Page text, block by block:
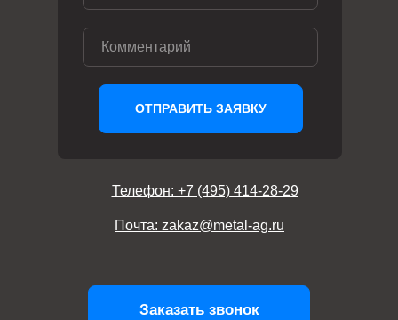
ОТПРАВИТЬ ЗАЯВКУ
Телефон: +7 (495) 414-28-29
Почта: zakaz@metal-ag.ru
Заказать звонок